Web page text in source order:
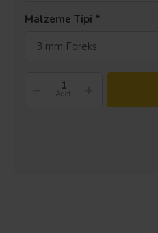
Malzeme Tipi
3 mm Foreks
Adet